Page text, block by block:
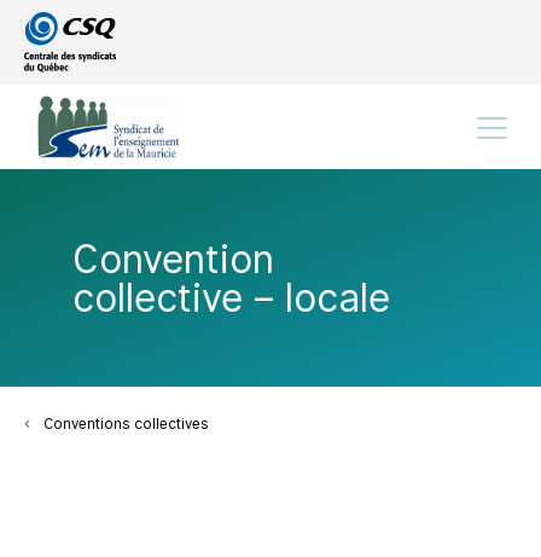
Passer
au
menu
principal
Passer
au
contenu
Convention
collective – locale
Conventions collectives